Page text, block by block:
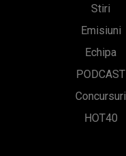
Stiri
Emisiuni
Echipa
PODCAST
Concursuri
HOT40